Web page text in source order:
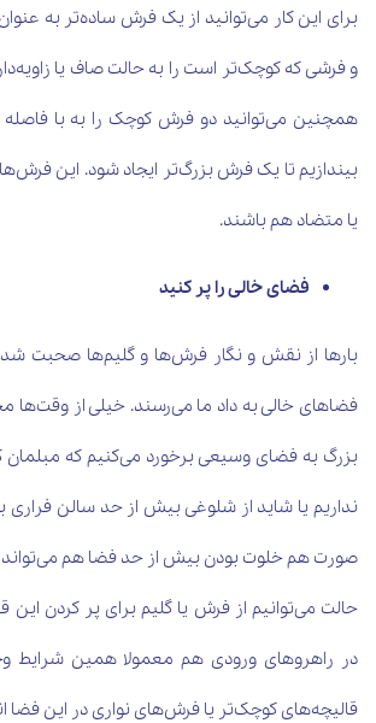
برای این کار می‌توانید از یک فرش ساده‌تر به
و فرشی که کوچک‌تر است را به حالت صاف یا
همچنین می‌توانید دو فرش کوچک را به با
بیندازیم تا یک فرش بزرگ‌تر ایجاد شود. این
یا متضاد هم باشند.
فضای خالی را پر کنید
بارها از نقش و نگار فرش‌ها و گلیم‌ها صحبت
فضاهای خالی به داد ما می‌رسند. خیلی از
بزرگ به فضای وسیعی برخورد می‌کنیم که مبلمان
نداریم یا شاید از شلوغی بیش از حد سالن فراری
صورت هم خلوت بودن بیش از حد فضا هم می‌تواند
حالت می‌توانیم از فرش یا گلیم برای پر کردن
در راهروهای ورودی هم معمولا همین شرایط
قالیچه‌های کوچک‌تر یا فرش‌های نواری در این فضا